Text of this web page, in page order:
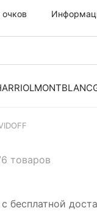
очков
MONTBLANC
товаров